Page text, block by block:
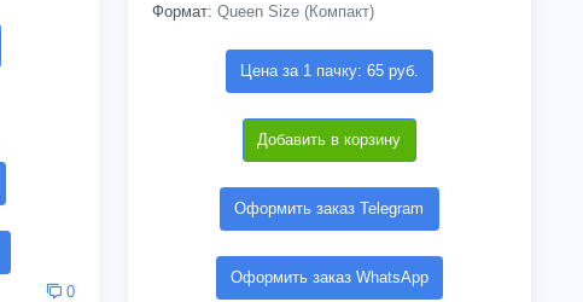
0
Формат: Queen Size (Компакт)
Цена за 1 пачку: 65 руб.
Добавить в корзину
Оформить заказ Telegram
Оформить заказ WhatsApp